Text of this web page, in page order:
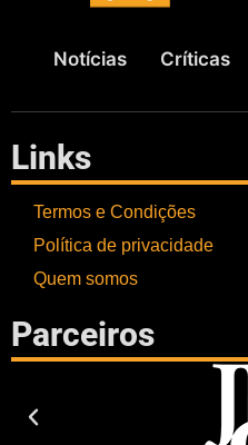
Notícias Críticas
Links
Termos e Condições
Política de privacidade
Quem somos
Parceiros